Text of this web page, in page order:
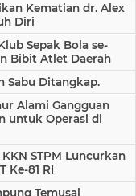
Kematian dr. Alex
Diri
Sepak Bola se-
Bibit Atlet Daerah
Sabu Ditangkap.
Alami Gangguan
untuk Operasi di
STPM Luncurkan
Ke-81 RI
Temusai